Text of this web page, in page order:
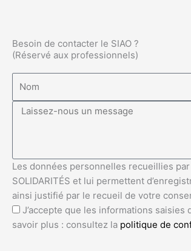
Besoin de contacter le SIAO ?
(Réservé aux professionnels)
Les données personnelles recueillies
SOLIDARITÉS et lui permettent
ainsi justifié par le recueil de votre
J’accepte que les informations saisies
savoir plus : consultez la politique de